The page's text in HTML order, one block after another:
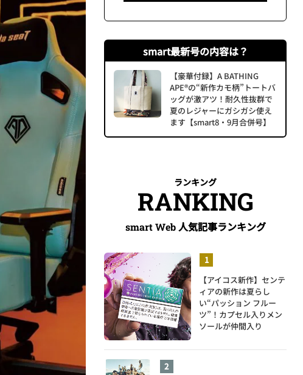
smart最新号の内容は？
【豪華付録】A BATHING
APE®の“新作カモ柄”トートバ
ッグが激アツ！耐久性抜群で
夏のレジャーにガシガシ使え
ます【smart8・9月合併号】
ランキング
RANKING
smart Web人気記事ランキング
【アイコス新作】センテ
ィアの新作は夏らし
い“パッション フルー
ツ”！カプセル入りメン
ソールが仲間入り